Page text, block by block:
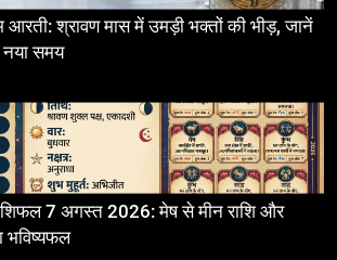
आरती: श्रावण मास में उमड़ी भक्तों की भीड़, जानें
नया समय
7 अगस्त 2026: मेष से मीन राशि और